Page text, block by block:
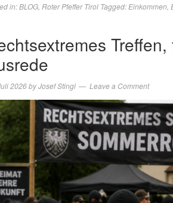
in:BLOG Roter Pfeffer Tirol Tagged: Einkommen
2026byJosef Stingl Leave a Comment